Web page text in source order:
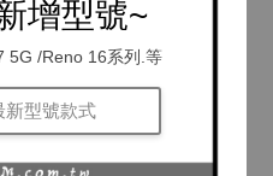
增型號~
5G /Reno 16系列.等
新型號款式